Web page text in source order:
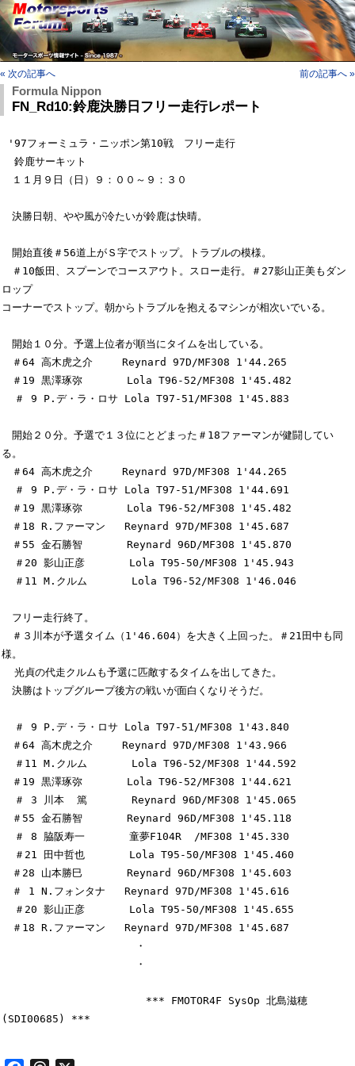
« 次の記事へ 前の記事へ »
Formula Nippon
FN_Rd10:鈴鹿決勝日フリー走行レポート
１１月９日（日）９：００～９：３０
決勝日朝、やや風が冷たいが鈴鹿は快晴。
開始直後＃56道上がＳ字でストップ。トラブルの模様。
＃10飯田、スプーンでコースアウト。スロー走行。＃27影山正美もダン
ロップ
コーナーでストップ。朝からトラブルを抱えるマシンが相次いでいる。
開始１０分。予選上位者が順当にタイムを出している。
＃64 高木虎之介   　Reynard 97D/MF308 1'44.265
＃19 黒澤琢弥       Lola T96-52/MF308 1'45.482
開始２０分。予選で１３位にとどまった＃18ファーマンが健闘してい
る。
＃64 高木虎之介   　Reynard 97D/MF308 1'44.265
＃19 黒澤琢弥       Lola T96-52/MF308 1'45.482
＃18 R.ファーマン   Reynard 97D/MF308 1'45.687
＃55 金石勝智       Reynard 96D/MF308 1'45.870
フリー走行終了。
＃３川本が予選タイム（1'46.604）を大きく上回った。＃21田中も同
様。
決勝はトップグループ後方の戦いが面白くなりそうだ。
＃64 高木虎之介   　Reynard 97D/MF308 1'43.966
＃19 黒澤琢弥       Lola T96-52/MF308 1'44.621
＃55 金石勝智       Reynard 96D/MF308 1'45.118
＃28 山本勝巳       Reynard 96D/MF308 1'45.603
＃ 1 N.フォンタナ   Reynard 97D/MF308 1'45.616
＃18 R.ファーマン   Reynard 97D/MF308 1'45.687
・
・
*** FMOTOR4F SysOp 北島滋穂
(SDI00685) ***